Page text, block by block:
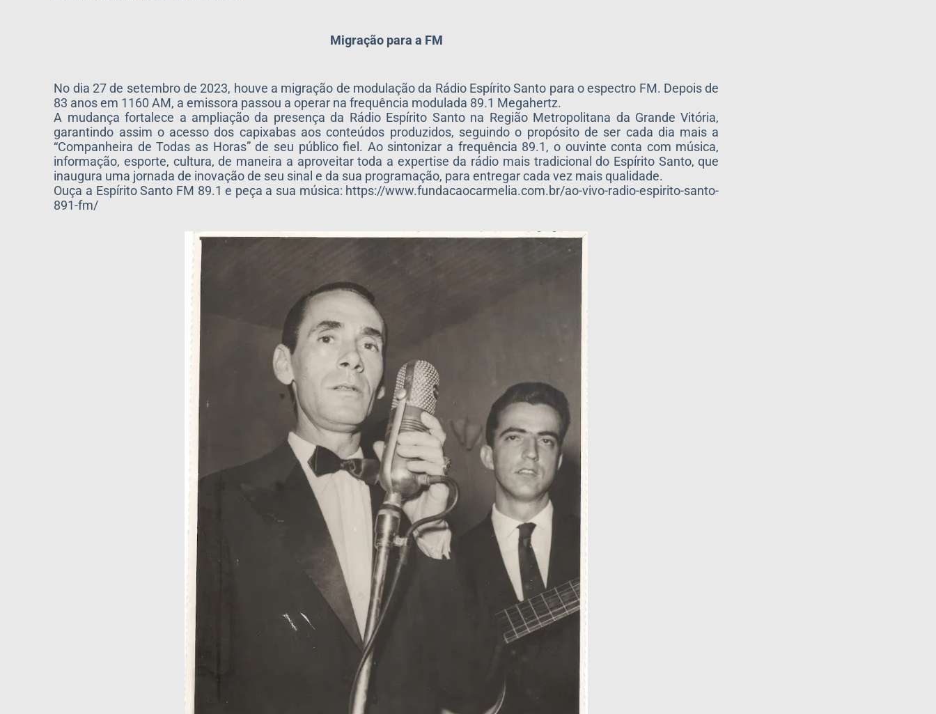
Migração para a FM
No dia 27 de setembro de 2023, houve a migração de modulação da Rádio Espírito Santo para o espectro FM. Depois de
83 anos em 1160 AM, a emissora passou a operar na frequência modulada 89.1 Megahertz.
A mudança fortalece a ampliação da presença da Rádio Espírito Santo na Região Metropolitana da Grande Vitória,
garantindo assim o acesso dos capixabas aos conteúdos produzidos, seguindo o propósito de ser cada dia mais a
“Companheira de Todas as Horas” de seu público fiel. Ao sintonizar a frequência 89.1, o ouvinte conta com música,
informação, esporte, cultura, de maneira a aproveitar toda a expertise da rádio mais tradicional do Espírito Santo, que
inaugura uma jornada de inovação de seu sinal e da sua programação, para entregar cada vez mais qualidade.
Ouça a Espírito Santo FM 89.1 e peça a sua música: https://www.fundacaocarmelia.com.br/ao-vivo-radio-espirito-santo-
891-fm/